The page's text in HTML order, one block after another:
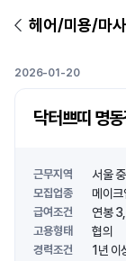
헤어/미용/마
2026-01-20
닥터쁘띠 명
근무지역 서울
모집업종 메이크
급여조건 연봉
고용형태 협의
경력조건 1년 이